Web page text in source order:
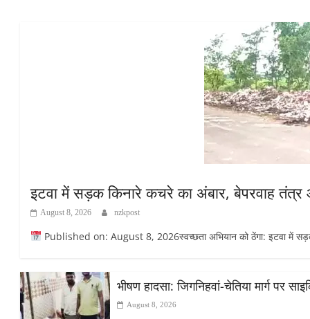
इटवा में सड़क किनारे कचरे का अंबार, बेपरवाह
August 8, 2026 nzkpost
Published on: August 8, 2026स्वच्छता अभियान को ठेंगा: इटवा में सड़क
भीषण हादसा: जिगनिहवां-चेतिया मार्ग
August 8, 2026